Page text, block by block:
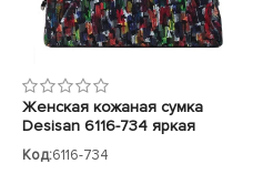
Женская кожаная сумка
Desisan 6116-734 яркая
Код:6116-734